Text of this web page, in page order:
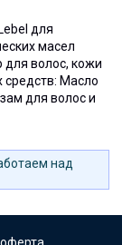
для
масел
волос, кожи
средств: Масло
для волос и
над